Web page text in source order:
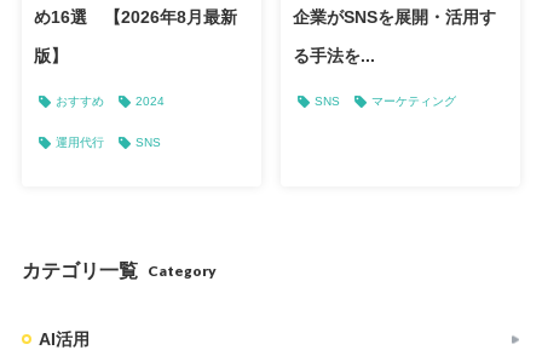
め16選 【2026年8月最新
版】
おすすめ 2024
運用代行 SNS
企業がSNSを展開・活用す
る手法を...
SNS マーケティング
カテゴリ一覧 Category
AI活用